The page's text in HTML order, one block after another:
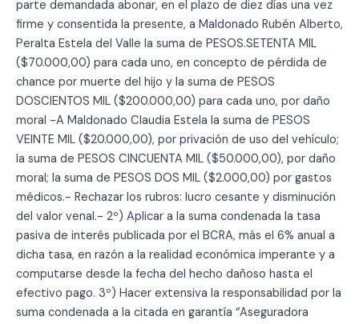
parte demandada abonar, en el plazo de diez días una vez
firme y consentida la presente, a Maldonado Rubén Alberto,
Peralta Estela del Valle la suma de PESOS.SETENTA MIL
($70.000,00) para cada uno, en concepto de pérdida de
chance por muerte del hijo y la suma de PESOS
DOSCIENTOS MIL ($200.000,00) para cada uno, por daño
moral -A Maldonado Claudia Estela la suma de PESOS
VEINTE MIL ($20.000,00), por privación de uso del vehículo;
la suma de PESOS CINCUENTA MIL ($50.000,00), por daño
moral; la suma de PESOS DOS MIL ($2.000,00) por gastos
médicos.- Rechazar los rubros: lucro cesante y disminución
del valor venal.- 2º) Aplicar a la suma condenada la tasa
pasiva de interés publicada por el BCRA, más el 6% anual a
dicha tasa, en razón a la realidad económica imperante y a
computarse desde la fecha del hecho dañoso hasta el
efectivo pago. 3º) Hacer extensiva la responsabilidad por la
suma condenada a la citada en garantía “Aseguradora